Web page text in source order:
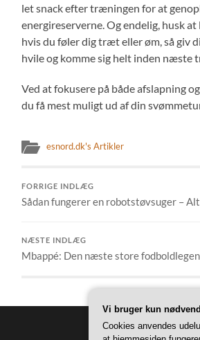
let snack efter træningen for at
energireserverne. Og endelig, husk
hvis du føler dig træt eller øm, så giv
hvile og komme sig helt inden næste
Ved at fokusere på både afslapning
du få mest muligt ud af din
esnord.dk's Artikler
FORRIGE INDLÆG
Sådan fungerer en robotstøvsuger –
NÆSTE INDLÆG
Mbappé: Den næste store
Vi bruger kun
Cookies anvendes